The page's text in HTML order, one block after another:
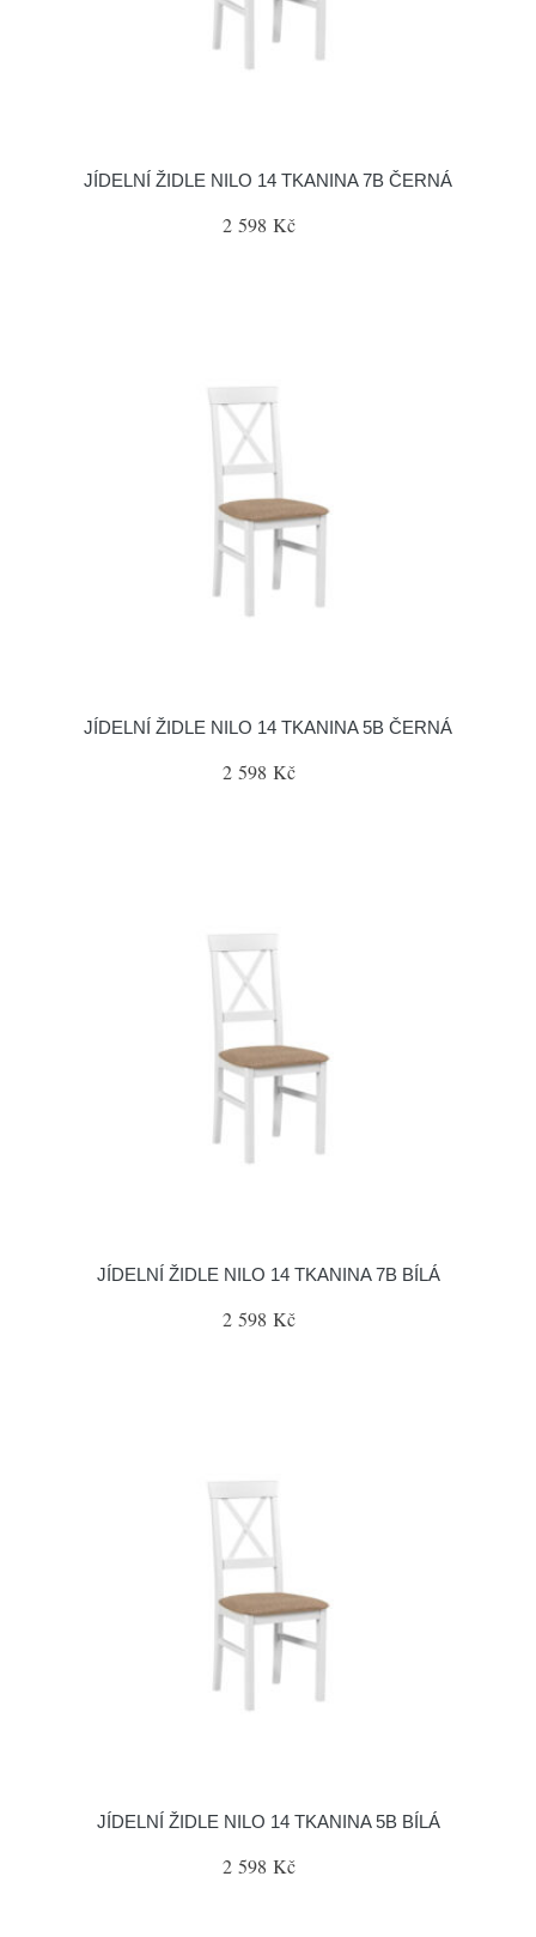
JÍDELNÍ ŽIDLE NILO 14 TKANINA 7B ČERNÁ
2 598 Kč
JÍDELNÍ ŽIDLE NILO 14 TKANINA 5B ČERNÁ
2 598 Kč
JÍDELNÍ ŽIDLE NILO 14 TKANINA 7B BÍLÁ
2 598 Kč
JÍDELNÍ ŽIDLE NILO 14 TKANINA 5B BÍLÁ
2 598 Kč